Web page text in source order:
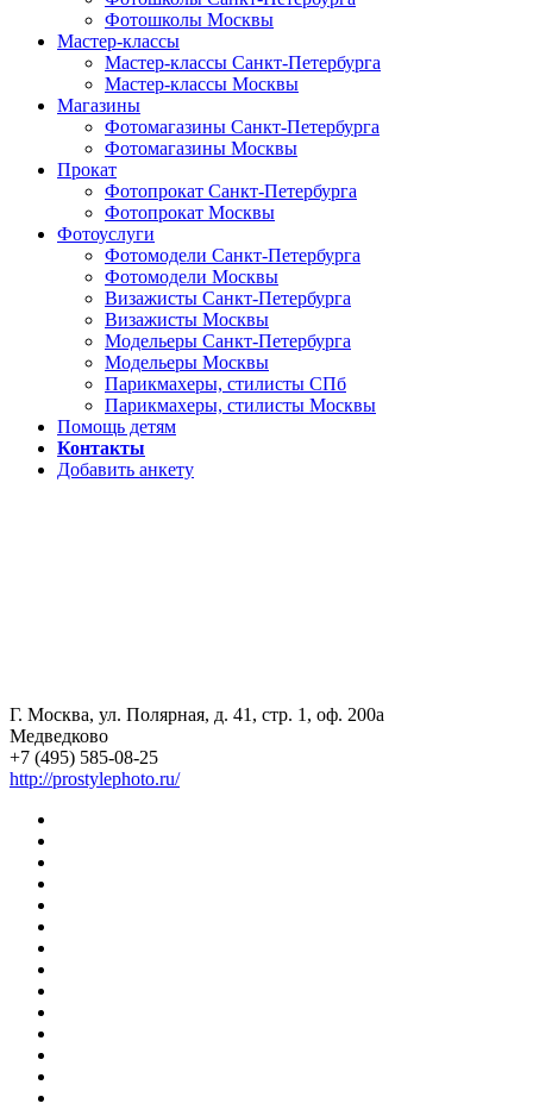
Фотошколы Москвы
Мастер-классы
Мастер-классы Санкт-Петербурга
Мастер-классы Москвы
Магазины
Фотомагазины Санкт-Петербурга
Фотомагазины Москвы
Прокат
Фотопрокат Санкт-Петербурга
Фотопрокат Москвы
Фотоуслуги
Фотомодели Санкт-Петербурга
Фотомодели Москвы
Визажисты Санкт-Петербурга
Визажисты Москвы
Модельеры Санкт-Петербурга
Модельеры Москвы
Парикмахеры, стилисты СПб
Парикмахеры, стилисты Москвы
Помощь детям
Контакты
Добавить анкету
Г. Москва, ул. Полярная, д. 41, стр. 1, оф. 200а
Медведково
+7 (495) 585-08-25
http://prostylephoto.ru/